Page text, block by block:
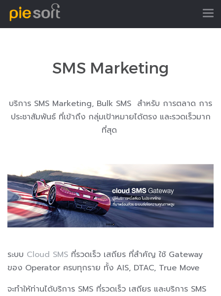
SMS Marketing
บริการ SMS Marketing, Bulk SMS สำหรับ การตลาด การ
ประชาสัมพันธ์ ที่เข้าถึง กลุ่มเป้าหมายได้ตรง และรวดเร็วมาก
ที่สุด
ระบบ Cloud SMS ที่รวดเร็ว เสถียร ที่สำคัญ ใช้ Gateway
ของ Operator ครบทุกราย ทั้ง AIS, DTAC, True Move
จะทำให้ท่านได้บริการ SMS ที่รวดเร็ว เสถียร และบริการ SMS